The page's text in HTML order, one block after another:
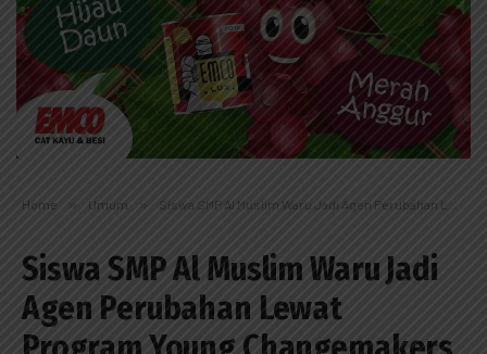
Home » Umum » Siswa SMP Al Muslim Waru Jadi Agen Perubahan Lewat Program Young Changemakers
Siswa SMP Al Muslim Waru Jadi
Agen Perubahan Lewat